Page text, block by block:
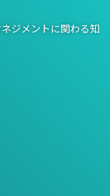
ジメントに関わる知